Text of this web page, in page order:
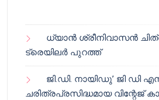
ധ്യാൻ ശ്രീനിവാസൻ
ട്രെയിലർ പുറത്ത്
ജി.ഡി. നായിഡു’ ജി ഡി
ചരിത്രപ്രസിദ്ധമായ വിന്റേജ്